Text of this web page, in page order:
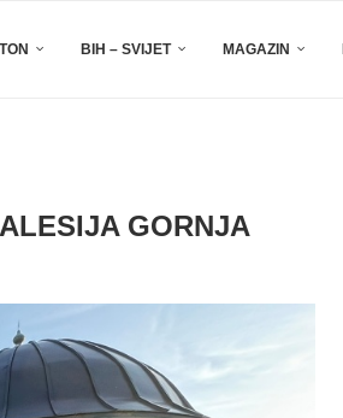
BIH – SVIJET MAGAZIN
GORNJA